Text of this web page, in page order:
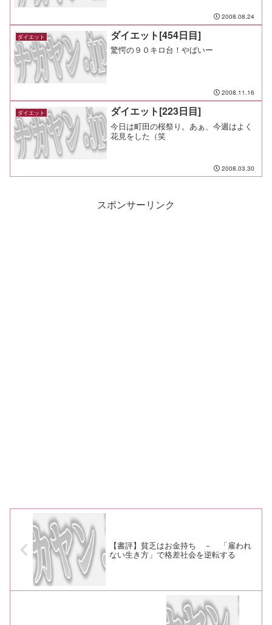
2008.08.24
ダイエット ダイエット[454日目]
驚愕の９０キロ台！やばいー
2008.11.16
ダイエット ダイエット[223日目]
今日は町田の桜祭り。あぁ、今週はよく
花見をした（笑
2008.03.30
スポンサーリンク
【書評】貧乏はお金持ち － 「雇われ
ない生き方」で格差社会を逆転する